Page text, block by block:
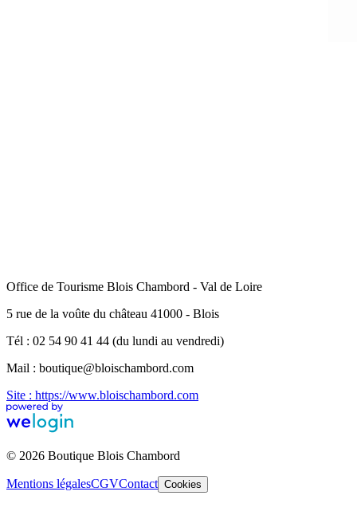
Office de Tourisme Blois Chambord - Val de Loire
5 rue de la voûte du château 41000 - Blois
Tél : 02 54 90 41 44 (du lundi au vendredi)
Mail : boutique@bloischambord.com
Site : https://www.bloischambord.com
© 2026 Boutique Blois Chambord
Mentions légalesCGVContact Cookies